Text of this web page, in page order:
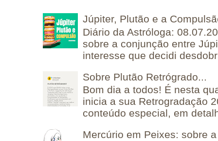
Júpiter, Plutão e a
Diário da Astróloga:
sobre a conjunção entre
interesse que decidi
Sobre Plutão Retrógrado...
Bom dia a todos! É nesta
inicia a sua Retrogradação
conteúdo especial, em
Mercúrio em Peixes: sobre